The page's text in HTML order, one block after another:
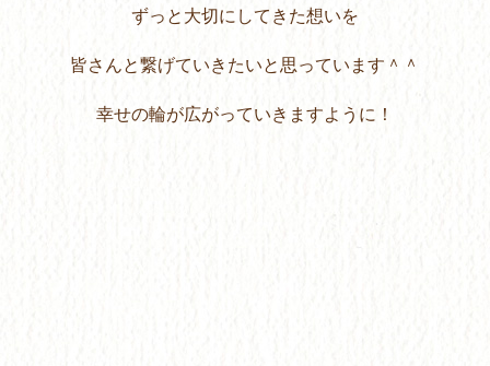
ずっと大切にしてきた想いを
皆さんと繋げていきたいと思っています＾＾
幸せの輪が広がっていきますように！